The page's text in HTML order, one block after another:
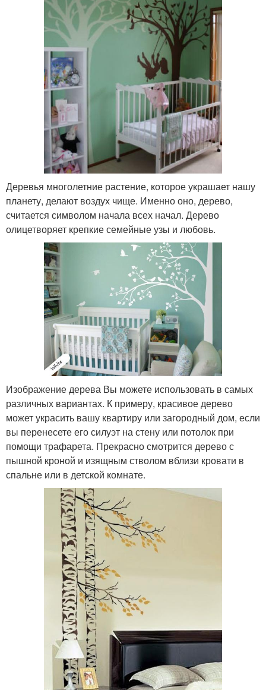
Деревья многолетние растение, которое украшает нашу
планету, делают воздух чище. Именно оно, дерево,
считается символом начала всех начал. Дерево
олицетворяет крепкие семейные узы и любовь.
Изображение дерева Вы можете использовать в самых
различных вариантах. К примеру, красивое дерево
может украсить вашу квартиру или загородный дом, если
вы перенесете его силуэт на стену или потолок при
помощи трафарета. Прекрасно смотрится дерево с
пышной кроной и изящным стволом вблизи кровати в
спальне или в детской комнате.